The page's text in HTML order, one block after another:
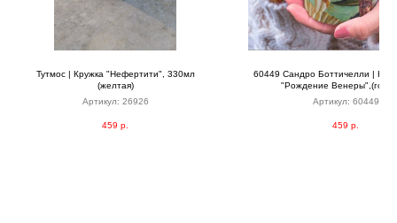
Тутмос | Кружка "Нефертити", 330мл
(желтая)
Артикул: 26926
459 р.
60449 Сандро Боттичелли |
"Рождение
Артикул: 60449
459 р.